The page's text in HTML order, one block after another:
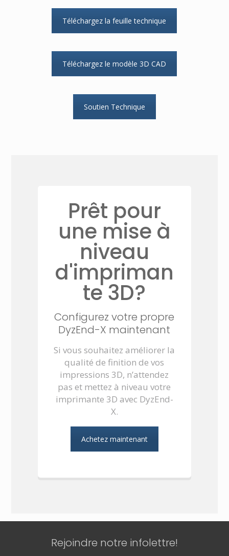
Téléchargez la feuille technique
Téléchargez le modèle 3D CAD
Soutien Technique
Prêt pour
une mise à
niveau
d'impriman
te 3D?
Configurez votre propre
DyzEnd-X maintenant
Si vous souhaitez améliorer la
qualité de finition de vos
impressions 3D, n’attendez
pas et mettez à niveau votre
imprimante 3D avec DyzEnd-
X.
Achetez maintenant
Rejoindre notre infolettre!